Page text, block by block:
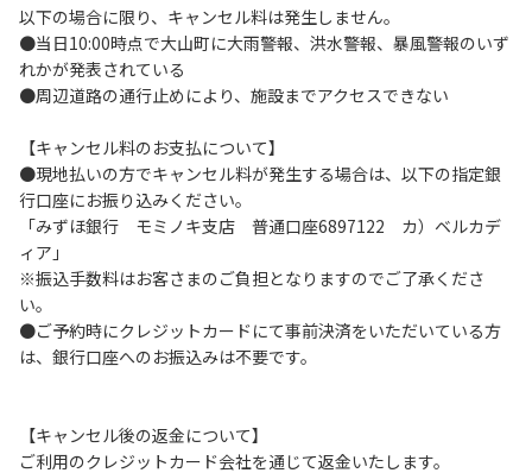
５．ゴミ（可燃）は指定のゴミ袋に分別した上で、指定の場
所へ捨ててください。ビン・缶・ペットボトルおよび不燃ゴ
ミは持ち帰りお願いします。
６．BBQ及び焚火台の灰につきましては鎮火を確認した上で
７．暴力団等反社会勢力及びその関係者ならびに公共の秩
序、善良の風俗に反する恐れのある場合には、ご利用をお断
りいたします。
８．不可抗力以外の事由により建造物、家具、備品、その他
の物品を損傷、紛失、汚染させた場合には、相当額を弁償し
ていただくことがあります。
９．当キャンプ場内（駐車場を含む）での事故や盗難などに
つきましては、一切の責任を負いかねます。
１０．車中で宿泊される場合は、必ずエンジンを停止してく
の間車輌移動はご遠慮ください。
１２．レンタル品は管理棟に返却してください。
以下の場合に限り、キャンセル料は発生しません。
●当日10:00時点で大山町に大雨警報、洪水警報、暴風警報のいず
れかが発表されている
●周辺道路の通行止めにより、施設までアクセスできない
【キャンセル料のお支払について】
●現地払いの方でキャンセル料が発生する場合は、以下の指定銀
行口座にお振り込みください。
「みずほ銀行 モミノキ支店 普通口座6897122 カ）ベルカデ
ィア」
※振込手数料はお客さまのご負担となりますのでご了承くださ
い。
●ご予約時にクレジットカードにて事前決済をいただいている方
は、銀行口座へのお振込みは不要です。
【キャンセル後の返金について】
ご利用のクレジットカード会社を通じて返金いたします。